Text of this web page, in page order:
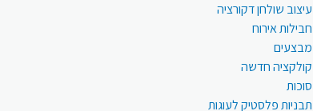
עיצוב שולחן דקורציה
חבילות אירוח
מבצעים
קולקציה חדשה
סוכות
תבניות פלסטיק לעוגות